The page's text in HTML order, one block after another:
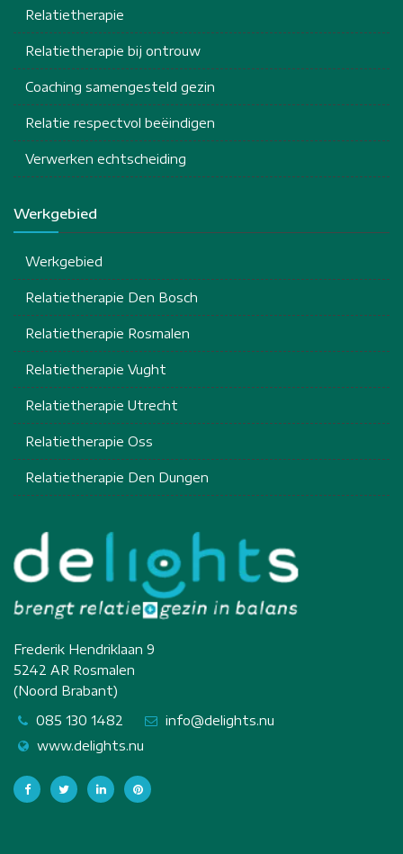
Relatietherapie
Relatietherapie bij ontrouw
Coaching samengesteld gezin
Relatie respectvol beëindigen
Verwerken echtscheiding
Werkgebied
Werkgebied
Relatietherapie Den Bosch
Relatietherapie Rosmalen
Relatietherapie Vught
Relatietherapie Utrecht
Relatietherapie Oss
Relatietherapie Den Dungen
Frederik Hendriklaan 9
5242 AR Rosmalen
(Noord Brabant)
085 130 1482
info@delights.nu
www.delights.nu